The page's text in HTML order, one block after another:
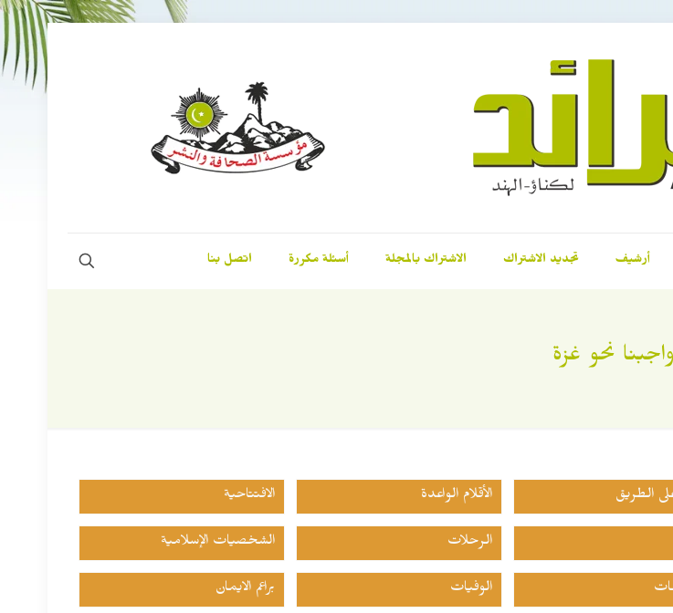
أرشيف تجديد الاشتراك الاشتراك بالمجلة أسئلة مكررة اتصل بنا
واجبنا نحو غزة
الطريق الأقلام الواعدة الافتتاحية
الرحلات الشخصيات الإسلامية
الوفيات براعم الايمان